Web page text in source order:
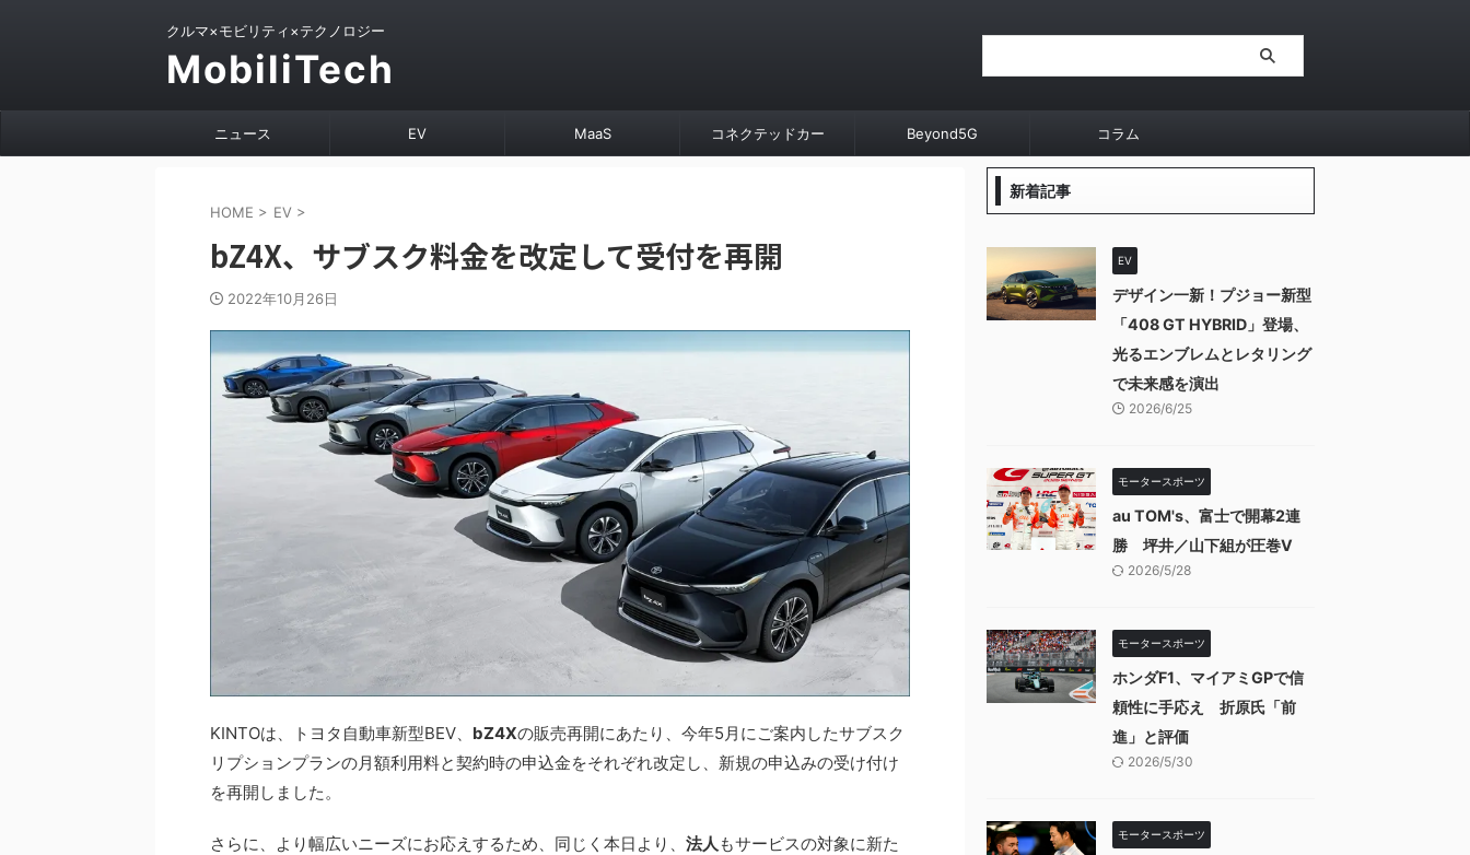
クルマ×モビリティ×テクノロジー
MobiliTech
ニュース EV MaaS コネクテッドカー Beyond5G コラム
HOME > EV >
bZ4X、サブスク料金を改定して受付を再開
2022年10月26日
KINTOは、トヨタ自動車新型BEV、 bZ4Xの販売再開にあたり、今年5月にご案内したサブスク
リプションプランの月額利用料と契約時の申込金をそれぞれ改定し、新規の申込みの受け付け
を再開しました。
さらに、より幅広いニーズにお応えするため、同じく本日より、 法人 もサービスの対象に新た
新着記事
EV
デザイン一新！プジョー新型
「408 GT HYBRID」登場、
光るエンブレムとレタリング
で未来感を演出
2026/6/25
モータースポーツ
au TOM's、富士で開幕2連
勝 坪井／山下組が圧巻V
2026/5/28
モータースポーツ
ホンダF1、マイアミGPで信
頼性に手応え 折原氏「前
進」と評価
2026/5/30
モータースポーツ